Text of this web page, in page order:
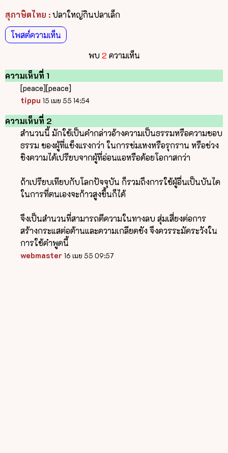
สุภาษิตไทย :ปลาใหญ่กินปลาเล็ก
โพสต์ความเห็น
พบ2 ความเห็น
ความเห็นที่ 1
[peace][peace]
tippu 15 เมย 55 14:54
ความเห็นที่ 2
สำนวนนี้ มักใช้เป็นคำกล่าวอ้างความเป็นธรรมหรือความชอบ
ธรรม ของผู้ที่แข็งแรงกว่า ในการข่มเหงหรือรุกราน หรือช่วง
ชิงความได้เปรียบจากผู้ที่อ่อนแอหรือด้อยโอกาสกว่า
ถ้าเปรียบเทียบกับโลกปัจจุบัน ก็รวมถึงการใช้ผู้อื่นเป็นบันได
ในการที่ตนเองจะก้าวสูงขึ้นก็ได้
จึงเป็นสำนวนที่สามารถตีความในทางลบ สุ่มเสี่ยงต่อการ
สร้างกระแสต่อต้านและความเกลียดชัง จึงควรระมัดระวังใน
การใช้คำพูดนี้
webmaster 16 เมย 55 09:57